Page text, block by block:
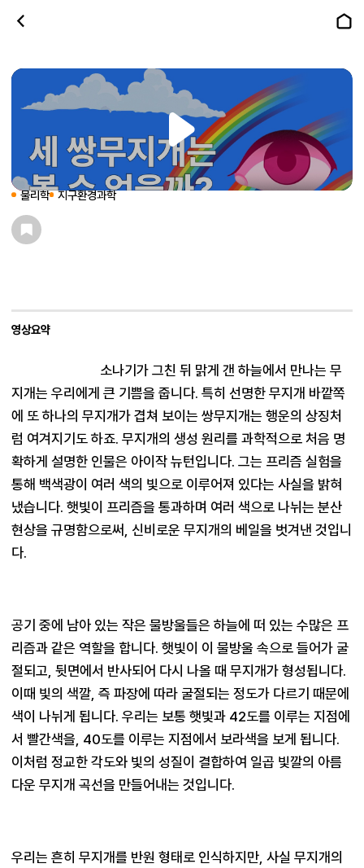
세 쌍무지개는 볼 수 없을까?
과학플랫폼 SOAK
물리학 지구환경과학
영상요약
소나기가 그친 뒤 맑게 갠 하늘에서 만나는 무
지개는 우리에게 큰 기쁨을 줍니다. 특히 선명한 무지개 바깥쪽
에 또 하나의 무지개가 겹쳐 보이는 쌍무지개는 행운의 상징처
럼 여겨지기도 하죠. 무지개의 생성 원리를 과학적으로 처음 명
확하게 설명한 인물은 아이작 뉴턴입니다. 그는 프리즘 실험을
통해 백색광이 여러 색의 빛으로 이루어져 있다는 사실을 밝혀
냈습니다. 햇빛이 프리즘을 통과하며 여러 색으로 나뉘는 분산
현상을 규명함으로써, 신비로운 무지개의 베일을 벗겨낸 것입니
다.
공기 중에 남아 있는 작은 물방울들은 하늘에 떠 있는 수많은 프
리즘과 같은 역할을 합니다. 햇빛이 이 물방울 속으로 들어가 굴
절되고, 뒷면에서 반사되어 다시 나올 때 무지개가 형성됩니다.
이때 빛의 색깔, 즉 파장에 따라 굴절되는 정도가 다르기 때문에
색이 나뉘게 됩니다. 우리는 보통 햇빛과 42도를 이루는 지점에
서 빨간색을, 40도를 이루는 지점에서 보라색을 보게 됩니다.
이처럼 정교한 각도와 빛의 성질이 결합하여 일곱 빛깔의 아름
다운 무지개 곡선을 만들어내는 것입니다.
우리는 흔히 무지개를 반원 형태로 인식하지만, 사실 무지개의